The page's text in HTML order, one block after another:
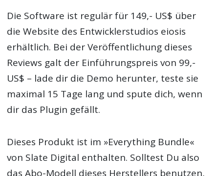
Die Software ist regulär für 149,- US$ über
die Website des Entwicklerstudios eiosis
erhältlich. Bei der Veröffentlichung dieses
Reviews galt der Einführungspreis von 99,-
US$ – lade dir die Demo herunter, teste sie
maximal 15 Tage lang und spute dich, wenn
dir das Plugin gefällt.
Dieses Produkt ist im »Everything Bundle«
von Slate Digital enthalten. Solltest Du also
das Abo-Modell dieses Herstellers benutzen,